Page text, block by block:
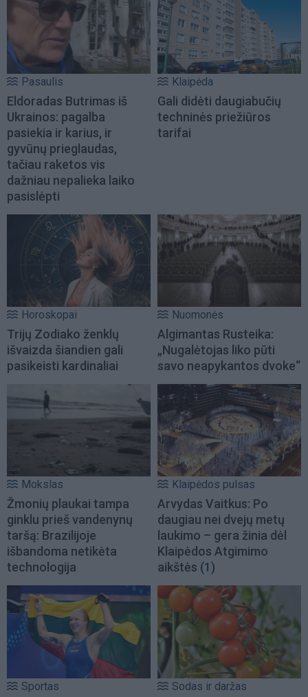
Pasaulis
Eldoradas Butrimas iš
Ukrainos: pagalba
pasiekia ir karius, ir
gyvūnų prieglaudas,
tačiau raketos vis
dažniau nepalieka laiko
pasislėpti
Klaipėda
Gali didėti daugiabučių
techninės priežiūros
tarifai
Horoskopai
Trijų Zodiako ženklų
išvaizda šiandien gali
pasikeisti kardinaliai
Nuomonės
Algimantas Rusteika:
„Nugalėtojas liko pūti
savo neapykantos dvoke“
Mokslas
Žmonių plaukai tampa
ginklu prieš vandenynų
taršą: Brazilijoje
išbandoma netikėta
technologija
Klaipėdos pulsas
Arvydas Vaitkus: Po
daugiau nei dvejų metų
laukimo – gera žinia dėl
Klaipėdos Atgimimo
aikštės (1)
Sportas Sodas ir daržas